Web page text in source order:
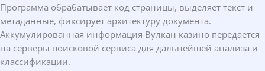
Программа обрабатывает код страницы, выделяет текст и
метаданные, фиксирует архитектуру документа.
Аккумулированная информация Вулкан казино передается
на серверы поисковой сервиса для дальнейшей анализа и
классификации.